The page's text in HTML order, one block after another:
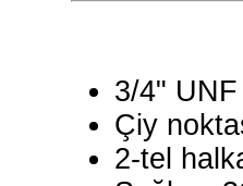
3/4" UNF
Çiy
2-tel